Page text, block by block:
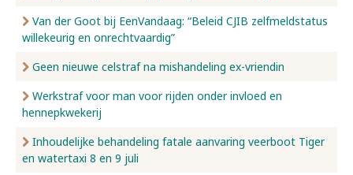
Van der Goot bij EenVandaag: “Beleid CJIB zelfmeldstatus
willekeurig en onrechtvaardig”
Geen nieuwe celstraf na mishandeling ex-vriendin
Werkstraf voor man voor rijden onder invloed en
hennepkwekerij
Inhoudelijke behandeling fatale aanvaring veerboot Tiger
en watertaxi 8 en 9 juli